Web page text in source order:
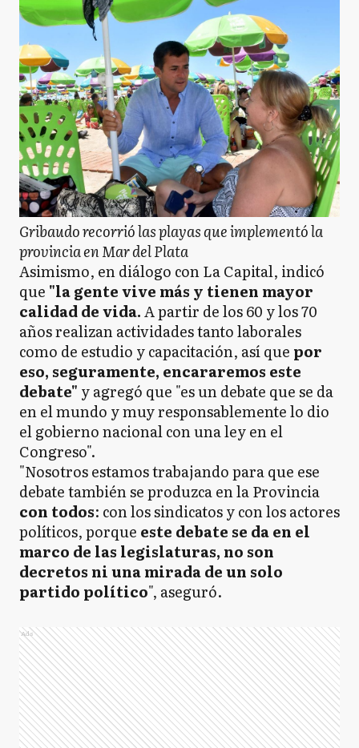
Gribaudo recorrió las playas que implementó la
provincia en Mar del Plata
Asimismo, en diálogo con La Capital, indicó
que "la gente vive más y tienen mayor
calidad de vida.A partir de los 60 y los 70
años realizan actividades tanto laborales
como de estudio y capacitación, así que por
eso, seguramente, encararemos este
debate" y agregó que "es un debate que se da
en el mundo y muy responsablemente lo dio
el gobierno nacional con una ley en el
Congreso".
"Nosotros estamos trabajando para que ese
debate también se produzca en la Provincia
con todos: con los sindicatos y con los actores
políticos, porque este debate se da en el
marco de las legislaturas, no son
decretos ni una mirada de un solo
partido político", aseguró.
Ads